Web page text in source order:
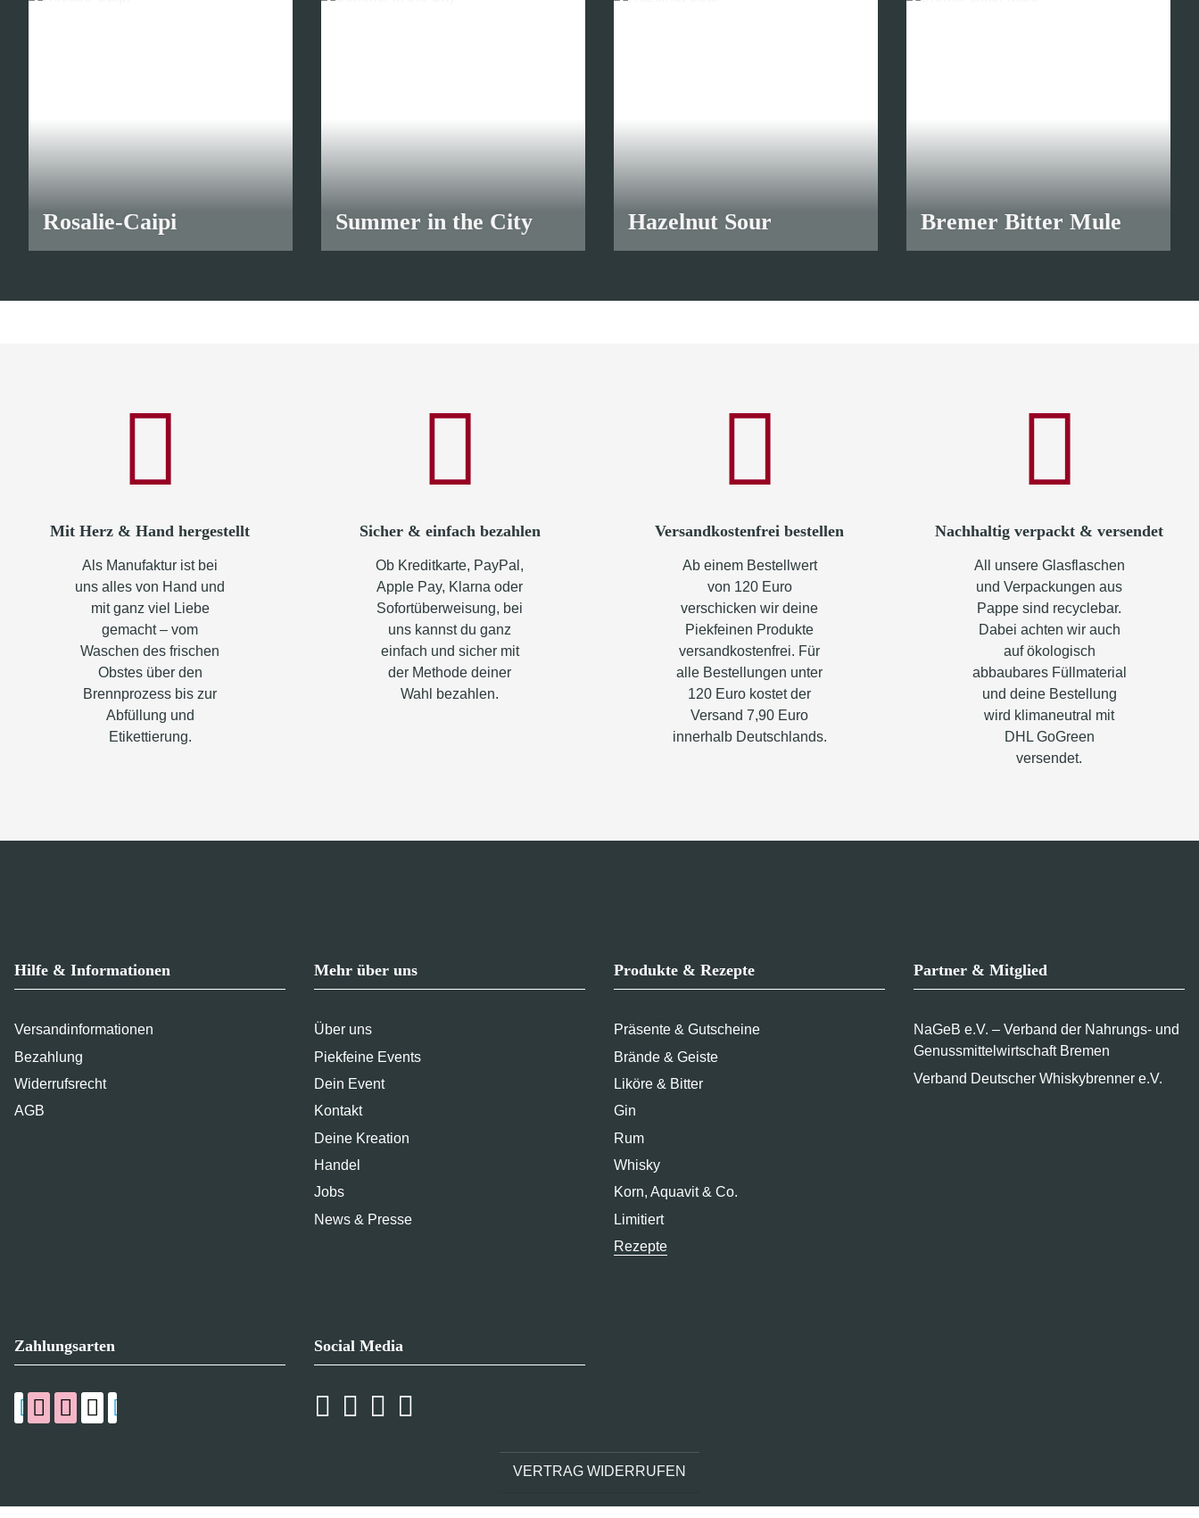
Rosalie-Caipi Summer in the City Hazelnut Sour Bremer Bitter Mule
Mit Herz & Hand hergestellt
Als Manufaktur ist bei
uns alles von Hand und
mit ganz viel Liebe
gemacht – vom
Waschen des frischen
Obstes über den
Brennprozess bis zur
Abfüllung und
Etikettierung.
Sicher & einfach bezahlen
Ob Kreditkarte, PayPal,
Apple Pay, Klarna oder
Sofortüberweisung, bei
uns kannst du ganz
einfach und sicher mit
der Methode deiner
Wahl bezahlen.
Versandkostenfrei bestellen
Ab einem Bestellwert
von 120 Euro
verschicken wir deine
Piekfeinen Produkte
versandkostenfrei. Für
alle Bestellungen unter
120 Euro kostet der
Versand 7,90 Euro
innerhalb Deutschlands.
Nachhaltig verpackt & versendet
All unsere Glasflaschen
und Verpackungen aus
Pappe sind recyclebar.
Dabei achten wir auch
auf ökologisch
abbaubares Füllmaterial
und deine Bestellung
wird klimaneutral mit
DHL GoGreen
versendet.
Hilfe & Informationen
Versandinformationen
Bezahlung
Widerrufsrecht
AGB
Mehr über uns
Über uns
Piekfeine Events
Dein Event
Kontakt
Deine Kreation
Handel
Jobs
News & Presse
Produkte & Rezepte
Präsente & Gutscheine
Brände & Geiste
Liköre & Bitter
Gin
Rum
Whisky
Korn, Aquavit & Co.
Limitiert
Rezepte
Partner & Mitglied
NaGeB e.V. – Verband der Nahrungs- und
Genussmittelwirtschaft Bremen
Verband Deutscher Whiskybrenner e.V.
Zahlungsarten Social Media
VERTRAG WIDERRUFEN